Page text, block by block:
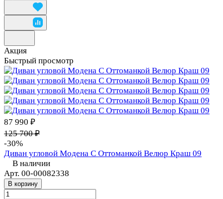
Акция
Быстрый просмотр
87 990 ₽
125 700 ₽
-30%
Диван угловой Модена С Оттоманкой Велюр Краш 09
В наличии
Арт. 00-00082338
В корзину